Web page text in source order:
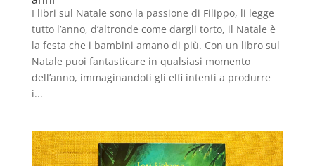
I libri sul Natale sono la passione di Filippo, li legge
tutto l’anno, d’altronde come dargli torto, il Natale è
la festa che i bambini amano di più. Con un libro sul
Natale puoi fantasticare in qualsiasi momento
dell’anno, immaginandoti gli elfi intenti a produrre
i...